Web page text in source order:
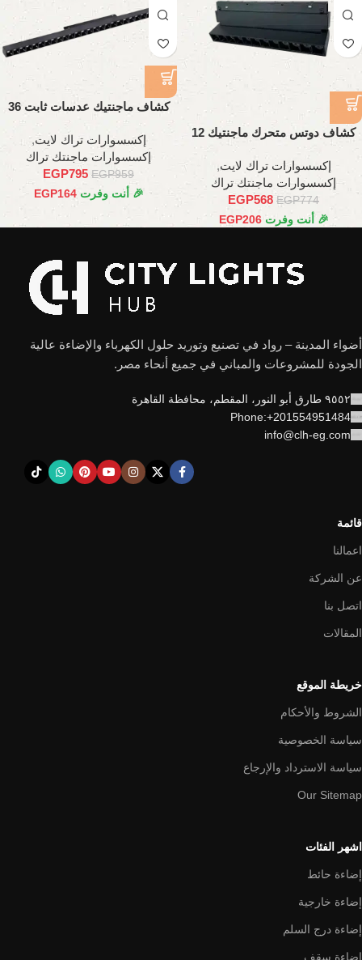
كشاف دوتس متحرك ماجنتيك 12
إكسسوارات تراك لايت,
إكسسوارات ماجنتك تراك
EGP774
EGP568
🎉 أنت وفرت EGP206
كشاف ماجنتيك عدسات ثابت 36
إكسسوارات تراك لايت,
إكسسوارات ماجنتك تراك
EGP959
EGP795
🎉 أنت وفرت EGP164
أضواء المدينة – رواد في تصنيع وتوريد حلول الكهرباء والإضاءة عالية
الجودة للمشروعات والمباني في جميع أنحاء مصر.
٩٥٥٢ طارق أبو النور، المقطم، محافظة القاهرة
Phone:+201554951484
info@clh-eg.com
قائمة
اعمالنا
عن الشركة
اتصل بنا
المقالات
خريطة الموقع
الشروط والأحكام
سياسة الخصوصية
سياسة الاسترداد والإرجاع
Our Sitemap
اشهر الفئات
إضاءة حائط
إضاءة خارجية
إضاءة درج السلم
إضاءة سقف